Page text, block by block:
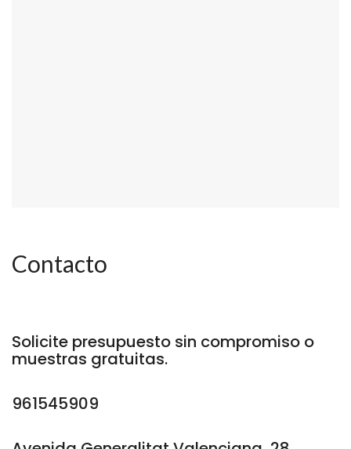
Contacto
Solicite presupuesto sin compromiso o
muestras gratuitas.
961545909